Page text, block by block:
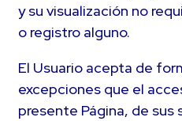
y su visualización no
o registro alguno.
El Usuario acepta de
excepciones que el
presente Página, de sus